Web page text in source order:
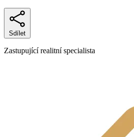
Sdílet
Zastupující realitní specialista